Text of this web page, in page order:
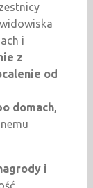
i
z
od
domach,
i